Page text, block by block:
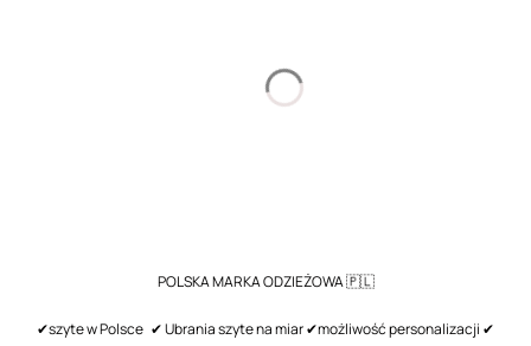
POLSKA MARKA ODZIEŻOWA 🇵🇱
✔szyte w Polsce ✔ Ubrania szyte na miar ✔możliwość personalizacji ✔